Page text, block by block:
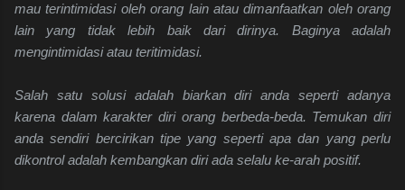
mau terintimidasi oleh orang lain atau dimanfaatkan oleh orang
lain yang tidak lebih baik dari dirinya. Baginya adalah
mengintimidasi atau teritimidasi.
Salah satu solusi adalah biarkan diri anda seperti adanya
karena dalam karakter diri orang berbeda-beda. Temukan diri
anda sendiri bercirikan tipe yang seperti apa dan yang perlu
dikontrol adalah kembangkan diri ada selalu ke-arah positif.